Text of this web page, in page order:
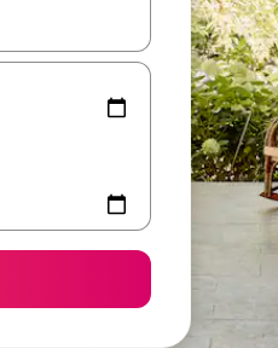
navega con las teclas de